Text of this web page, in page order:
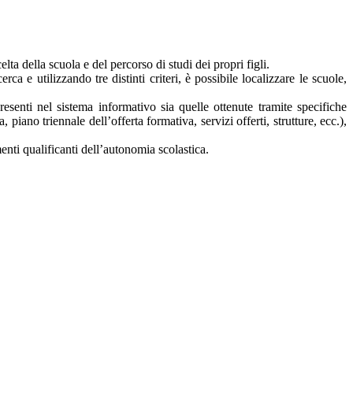
della scuola e del percorso di studi dei propri figli.
e utilizzando tre distinti criteri, è possibile localizzare le scuole,
nel sistema informativo sia quelle ottenute tramite specifiche
piano triennale dell’offerta formativa, servizi offerti, strutture, ecc.),
qualificanti dell’autonomia scolastica.